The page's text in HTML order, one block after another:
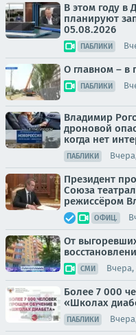
В этом году в
планируют
05.08.2026
ПАБЛИКИ
О главном – в
ПАБЛИКИ
Владимир
дроновой
когда нет
ПАБЛИКИ
Президент
Союза
режиссёром
ОФИЦ.
От
СМИ Вчера,
Более 7 000
«Школах
ПАБЛИКИ